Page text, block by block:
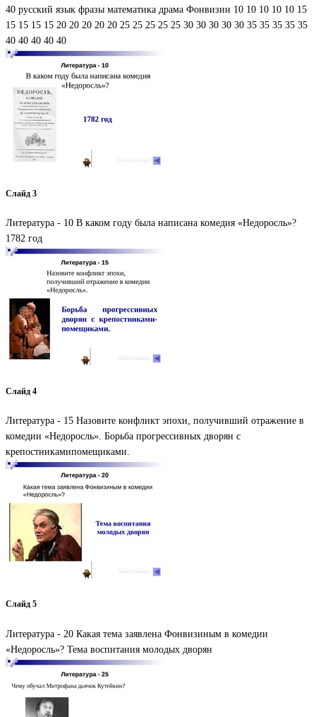
40 русский язык фразы математика драма Фонвизин 10 10 10 10 10 15
15 15 15 15 20 20 20 20 20 25 25 25 25 25 30 30 30 30 30 35 35 35 35 35
40 40 40 40 40
Слайд 3
Литература - 10 В каком году была написана комедия «Недоросль»?
1782 год
Слайд 4
Литература - 15 Назовите конфликт эпохи, получивший отражение в
комедии «Недоросль». Борьба прогрессивных дворян с
крепостникамипомещиками.
Слайд 5
Литература - 20 Какая тема заявлена Фонвизиным в комедии
«Недоросль»? Тема воспитания молодых дворян